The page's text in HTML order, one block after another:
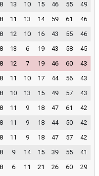
13 10 15 46 55
49
11 13 14 59 61
46
12 10 16 43 55
46
13 6 19 43 58
45
12 7 19 46 60
43
11 10 17 44 56
43
10 13 15 49 57
43
11 9 18 47 61
42
11 9 18 44 50
42
11 9 18 47 57
42
9 14 15 39 55
41
6 11 21 26 60 29